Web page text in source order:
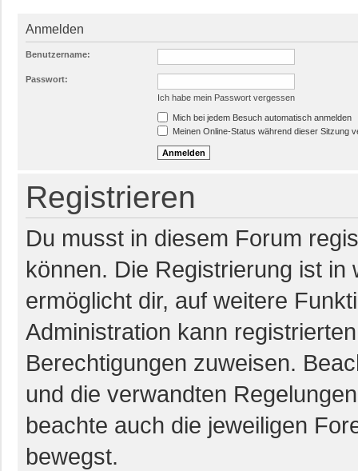
Anmelden
Benutzername:
Passwort:
Ich habe mein Passwort vergessen
Mich bei jedem Besuch automatisch anmelden
Meinen Online-Status während dieser Sitzung
Registrieren
Du musst in diesem Forum
können. Die Registrierung ist in
ermöglicht dir, auf weitere
Administration kann
Berechtigungen zuweisen.
und die verwandten
beachte auch die jeweiligen
bewegst.